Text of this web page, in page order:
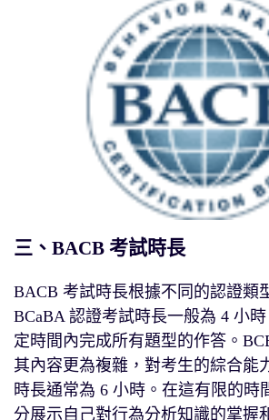
三、BACB 考試時長
BACB 考試時長根據不同的認證類
BCaBA 認證考試時長一般為 4 小
定時間內完成所有題型的作答。
其內容更為複雜，對考生的綜合能
時長通常為 6 小時。在這有限的時
分展示自己對行為分析知識的掌握